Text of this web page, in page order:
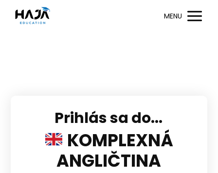
MENU
Prihlás sa do...
KOMPLEXNÁ
ANGLIČTINA